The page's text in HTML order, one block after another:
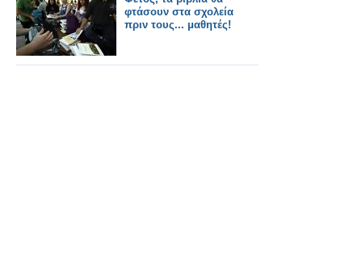
φτάσουν στα σχολεία
πριν τους... μαθητές!